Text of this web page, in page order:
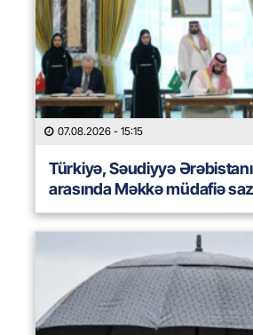
07.08.2026 - 15:15
Türkiyə, Səudiyyə
arasında Məkkə müdafiə